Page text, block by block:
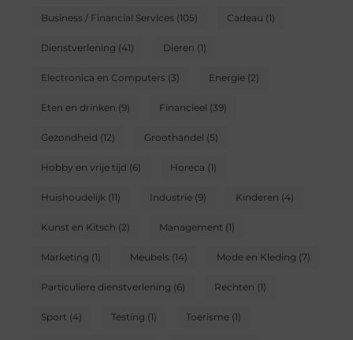
Business / Financial Services(105) Cadeau (1)
Dienstverlening (41) Dieren (1)
Electronica en Computers(3) Energie(2)
Eten en drinken (9) Financieel (39)
Gezondheid (12) Groothandel (5)
Hobby en vrije tijd (6) Horeca (1)
Huishoudelijk(11) Industrie(9) Kinderen (4)
Kunst en Kitsch (2) Management (1)
Marketing (1) Meubels(14) Mode en Kleding (7)
Particuliere dienstverlening (6) Rechten (1)
Sport (4) Testing (1) Toerisme(1)